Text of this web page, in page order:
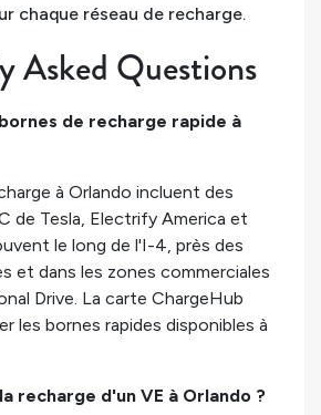
chaque réseau de recharge.
Asked Questions
de recharge rapide à
à Orlando incluent des
de Tesla, Electrify America et
le long de l'I-4, près des
et dans les zones commerciales
Drive. La carte ChargeHub
les bornes rapides disponibles à
recharge d'un VE à Orlando ?